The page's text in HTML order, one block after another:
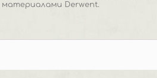
материалами Derwent.